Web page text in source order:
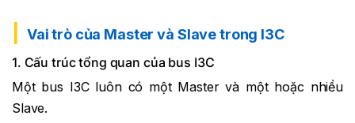
Vai trò của Master và Slave trong I3C
1. Cấu trúc tổng quan của bus I3C
Một bus I3C luôn có một Master và một hoặc nhiều
Slave.